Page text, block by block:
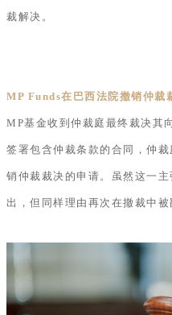
裁解决。
MP Funds在巴西法院撤销仲裁
MP基金收到仲裁庭最终裁决其
签署包含仲裁条款的合同，仲
销仲裁裁决的申请。虽然这一
出，但同样理由再次在撤裁中被